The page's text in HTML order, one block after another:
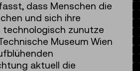
dass Menschen die
und sich ihre
technologisch zunutze
Museum Wien
aktuell die